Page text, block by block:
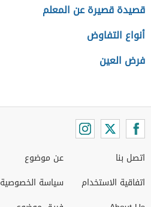
قصيدة قصيرة عن المعلم
أنواع التفاوض
فرض العين
اتصل بنا
اتفاقية الاستخدام
عن موضوع
سياسة الخصوصية